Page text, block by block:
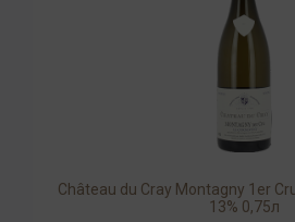
Château du Cray Montagny 1er
13% 0,75л